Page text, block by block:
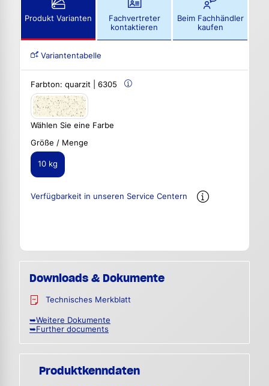
Produkt Varianten
Fachvertreter
kontaktieren
Beim Fachhändler
kaufen
Variantentabelle
Farbton: quarzit | 6305
Wählen Sie eine Farbe
Größe / Menge
10 kg
Verfügbarkeit in unseren Service Centern
Downloads & Dokumente
Technisches Merkblatt
➥Weitere Dokumente
➥Further documents
Produktkenndaten